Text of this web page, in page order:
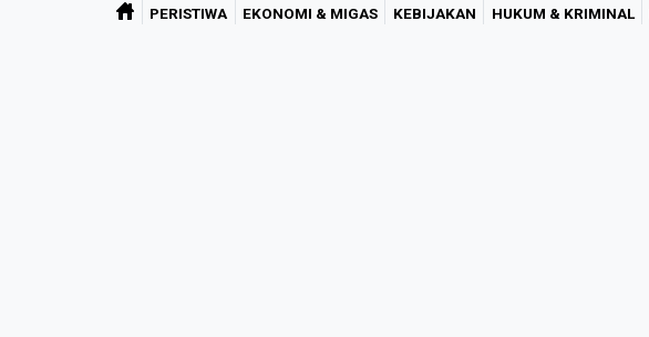
PERISTIWA EKONOMI & MIGAS KEBIJAKAN HUKUM & KRIMINAL